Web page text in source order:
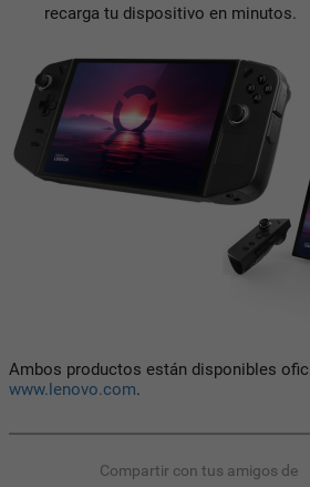
recarga tu dispositivo en minutos.
Ambos productos están disponibles
www.lenovo.com.
Compartir con tus amigos de